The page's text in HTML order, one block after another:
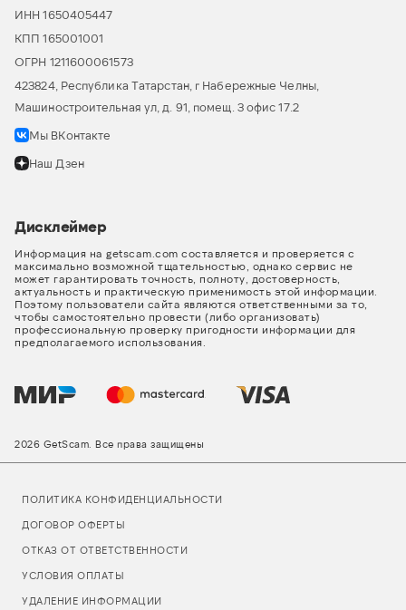
ИНН 1650405447
КПП 165001001
ОГРН 1211600061573
423824, Республика Татарстан, г Набережные Челны,
Машиностроительная ул, д. 91, помещ. 3 офис 17.2
Мы ВКонтакте
Наш Дзен
Дисклеймер
Информация на getscam.com составляется и проверяется с
максимально возможной тщательностью, однако сервис не
может гарантировать точность, полноту, достоверность,
актуальность и практическую применимость этой информации.
Поэтому пользователи сайта являются ответственными за то,
чтобы самостоятельно провести (либо организовать)
профессиональную проверку пригодности информации для
предполагаемого использования.
2026 GetScam. Все права защищены
ПОЛИТИКА КОНФИДЕНЦИАЛЬНОСТИ
ДОГОВОР ОФЕРТЫ
ОТКАЗ ОТ ОТВЕТСТВЕННОСТИ
УСЛОВИЯ ОПЛАТЫ
УДАЛЕНИЕ ИНФОРМАЦИИ